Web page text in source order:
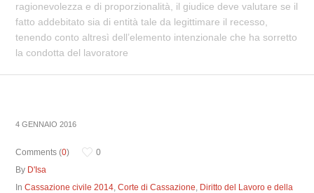
ragionevolezza e di proporzionalità, il giudice deve valutare se il
fatto addebitato sia di entità tale da legittimare il recesso,
tenendo conto altresì dell’elemento intenzionale che ha sorretto
la condotta del lavoratore
4 GENNAIO 2016
Comments (0)
0
By D'Isa
InCassazione civile 2014,Corte di Cassazione, Diritto del Lavoro e della